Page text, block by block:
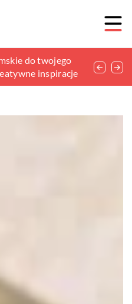
do twojego
inspiracje
starych